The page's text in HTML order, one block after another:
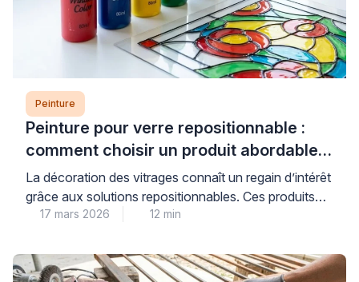
Peinture
Peinture pour verre repositionnable :
comment choisir un produit abordable
et de qualité
La décoration des vitrages connaît un regain d’intérêt
grâce aux solutions repositionnables. Ces produits
permettent de personnaliser fenêtres et miroirs sans
recherchent des alternatives économiques aux
vitraux traditionnels. Les peintures pour verre offrent
17 mars 2026 12 min